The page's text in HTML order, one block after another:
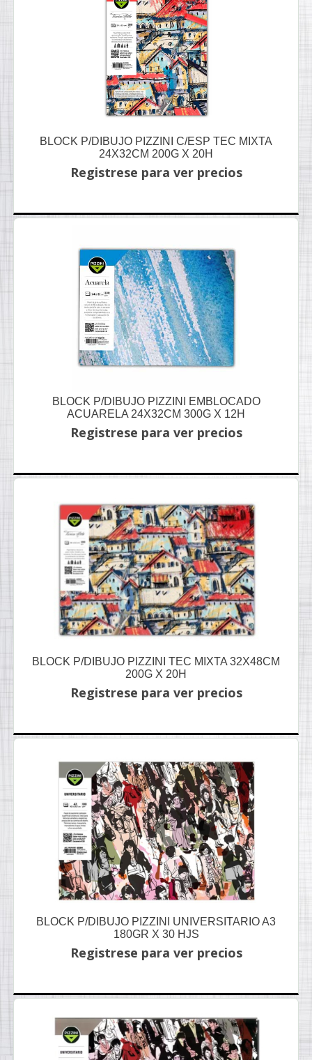
BLOCK P/DIBUJO PIZZINI C/ESP TEC MIXTA
24X32CM 200G X 20H
Registrese para ver precios
BLOCK P/DIBUJO PIZZINI EMBLOCADO
ACUARELA 24X32CM 300G X 12H
Registrese para ver precios
BLOCK P/DIBUJO PIZZINI TEC MIXTA 32X48CM
200G X 20H
Registrese para ver precios
BLOCK P/DIBUJO PIZZINI UNIVERSITARIO A3
180GR X 30 HJS
Registrese para ver precios